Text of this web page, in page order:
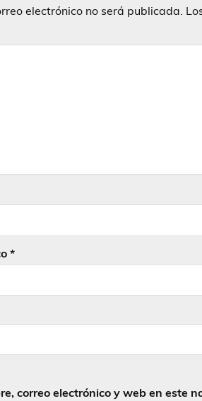
electrónico no será publicada.
*
correo electrónico y web en este